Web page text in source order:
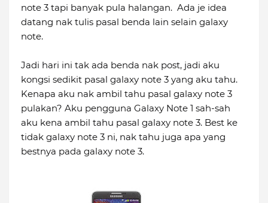
note 3 tapi banyak pula halangan. Ada je idea
datang nak tulis pasal benda lain selain galaxy
note.
Jadi hari ini tak ada benda nak post, jadi aku
kongsi sedikit pasal galaxy note 3 yang aku tahu.
Kenapa aku nak ambil tahu pasal galaxy note 3
pulakan? Aku pengguna Galaxy Note 1 sah-sah
aku kena ambil tahu pasal galaxy note 3. Best ke
tidak galaxy note 3 ni, nak tahu juga apa yang
bestnya pada galaxy note 3.